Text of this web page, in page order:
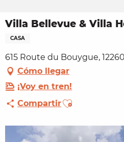
Villa Bellevue & Villa
CASA
615 Route du Bouygue,
Cómo llegar
¡Voy en tren!
CompartirAjouter aux